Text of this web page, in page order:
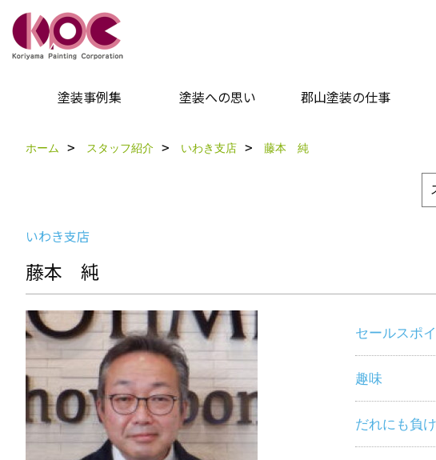
塗装事例集 塗装への思い 郡山塗装の仕事
ホーム スタッフ紹介 いわき支店 藤本 純
いわき支店
藤本 純
セールスポ
趣味
だれにも負